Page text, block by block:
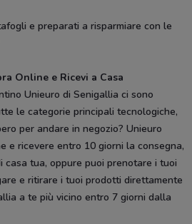
e preparati a risparmiare con le
Online e Ricevi a Casa
Unieuro di Senigallia ci sono
le categorie principali tecnologiche,
per andare in negozio? Unieuro
e ricevere entro 10 giorni la consegna,
casa tua, oppure puoi prenotare i tuoi
e ritirare i tuoi prodotti direttamente
a te più vicino entro 7 giorni dalla